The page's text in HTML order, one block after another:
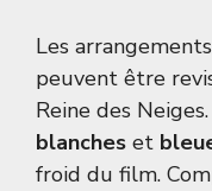
Les
peuvent être
Reine des
blanches et
froid du film.